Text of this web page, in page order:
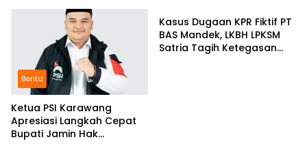
Berita
Ketua PSI Karawang
Apresiasi Langkah Cepat
Bupati Jamin Hak
Kasus Dugaan KPR Fiktif PT
BAS Mandek, LKBH LPKSM
Satria Tagih Ketegasan